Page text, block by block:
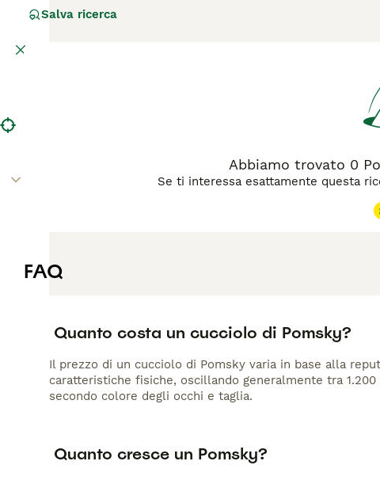
Husky con la taglia più piccola del Pomerania. Questo
piccole e dritte. Il temperamento del Pomsky è energico,
molto socievole, necessita di attenzioni e di una buona
appartamento, purché abbia abbastanza stimoli e attività.
Salva ricerca
Abbiamo trovato 0
Se ti interessa esattamente questa
FAQ
Quanto costa un cucciolo di Pomsky?
Il prezzo di un cucciolo di Pomsky varia in base alla
caratteristiche fisiche, oscillando generalmente tra
secondo colore degli occhi e taglia.
Quanto cresce un Pomsky?